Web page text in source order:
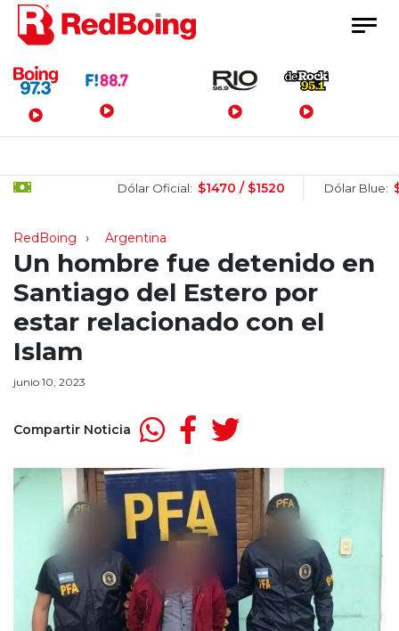
Menú Principal
Dólar Oficial: $1470 / $1520 Dólar Blue: $1505
RedBoing Argentina
Un hombre fue detenido en
Santiago del Estero por
estar relacionado con el
Islam
junio 10, 2023
Compartir Noticia